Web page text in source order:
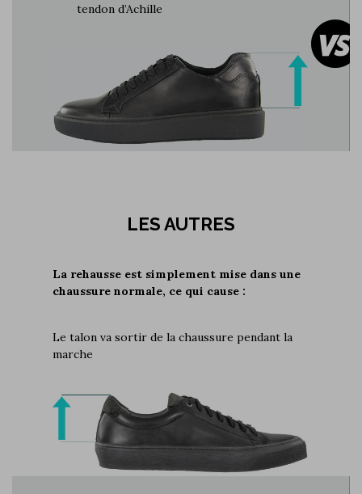
tendon d’Achille
LES AUTRES
La rehausse est simplement mise dans une
chaussure normale, ce qui cause :
Le talon va sortir de la chaussure pendant la
marche